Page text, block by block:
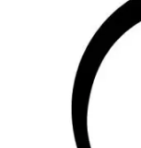
클립, 스